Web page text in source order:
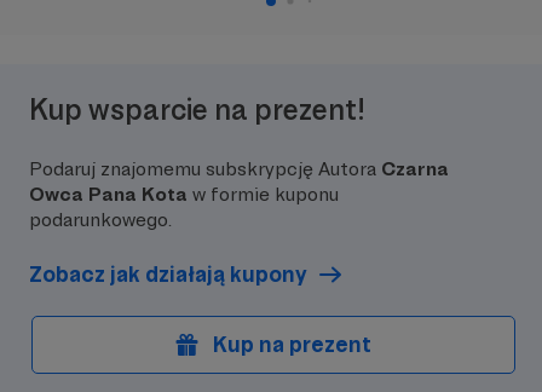
Kup wsparcie na prezent!
Podaruj znajomemu subskrypcję Autora Czarna
Owca Pana Kota w formie kuponu
podarunkowego.
Zobacz jak działają kupony
Kup na prezent